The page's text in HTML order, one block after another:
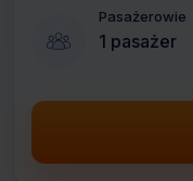
Pasażerowie
1 pasażer